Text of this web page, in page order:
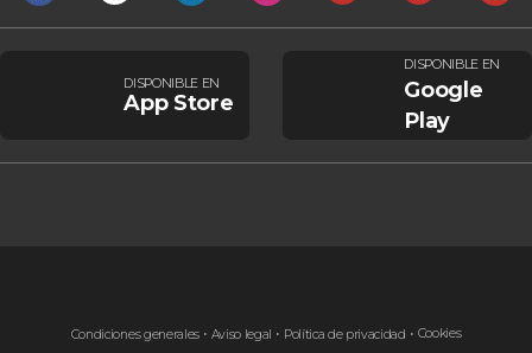
DISPONIBLE EN
App Store
DISPONIBLE EN
Google
Play
Condiciones generales Aviso legal Política de privacidad Cookies